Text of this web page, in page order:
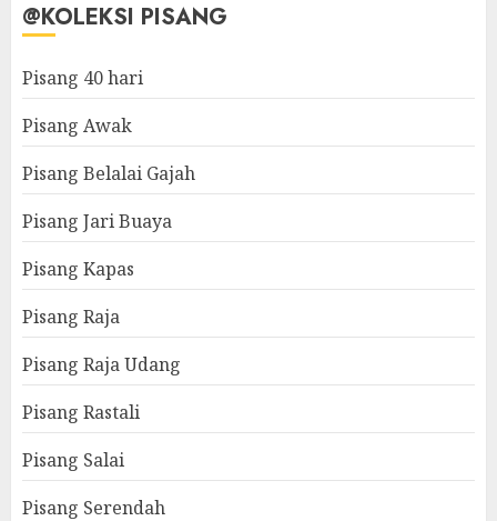
@KOLEKSI PISANG
Pisang 40 hari
Pisang Awak
Pisang Belalai Gajah
Pisang Jari Buaya
Pisang Kapas
Pisang Raja
Pisang Raja Udang
Pisang Rastali
Pisang Salai
Pisang Serendah